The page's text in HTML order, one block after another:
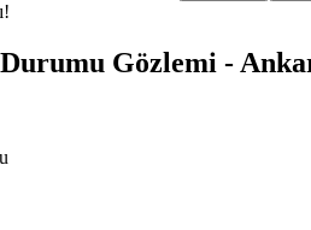
Gözlemi -